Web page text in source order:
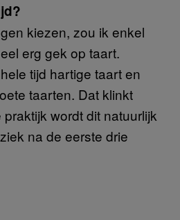
kiezen, zou ik enkel
erg gek op taart.
tijd hartige taart en
taarten. Dat klinkt
wordt dit natuurlijk
na de eerste drie